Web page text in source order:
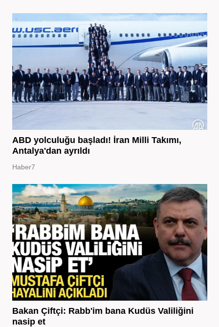
ABD yolculuğu başladı! İran Milli Takımı,
Antalya'dan ayrıldı
Haber7
Bakan Çiftçi: Rabb'im bana Kudüs Valiliğini
nasip et